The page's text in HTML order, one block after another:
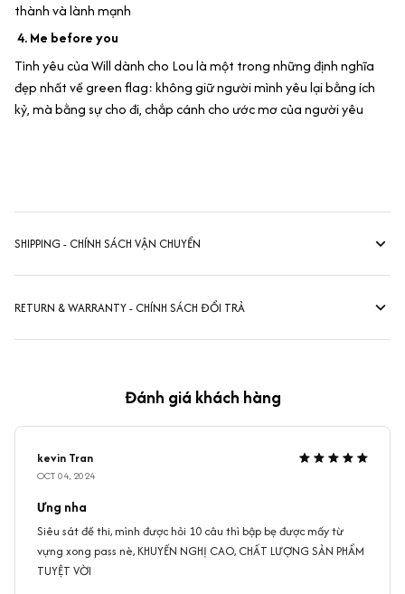
thành và lành mạnh
4. Me before you
Tình yêu của Will dành cho Lou là một trong những định nghĩa
đẹp nhất về green flag: không giữ người mình yêu lại bằng ích
kỷ, mà bằng sự cho đi, chắp cánh cho ước mơ của người yêu
SHIPPING - CHÍNH SÁCH VẬN CHUYỂN
RETURN & WARRANTY - CHÍNH SÁCH ĐỔI TRẢ
Đánh giá khách hàng
kevin Tran
OCT 04, 2024
Ưng nha
Siêu sát đề thi, mình được hỏi 10 câu thì bập bẹ được mấy từ
vựng xong pass nè, KHUYẾN NGHỊ CAO, CHẤT LƯỢNG SẢN PHẨM
TUYỆT VỜI